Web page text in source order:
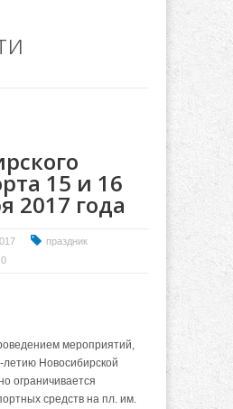
15 и 16
2017 года
праздник
мероприятий,
Новосибирской
ограничивается
средств на пл. им.